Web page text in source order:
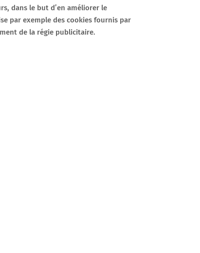
dans le but d’en améliorer le
par exemple des cookies fournis par
de la régie publicitaire.